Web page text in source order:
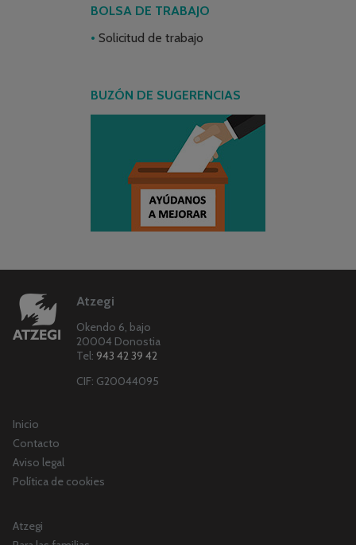
BOLSA DE TRABAJO
Solicitud de trabajo
BUZÓN DE SUGERENCIAS
Atzegi
Okendo 6, bajo
20004 Donostia
Tel: 943 42 39 42
CIF: G20044095
Inicio
Contacto
Aviso legal
Política de cookies
Atzegi